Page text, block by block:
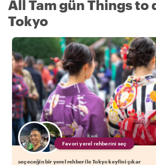
All Tam gün Things to
Tokyo
Favori yerel rehberini seç
seçeceğin bir yerel rehber ile Tokyo keyfini çıkar